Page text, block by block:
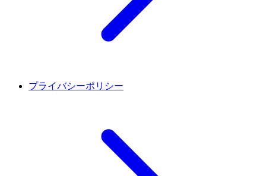
プライバシーポリシー